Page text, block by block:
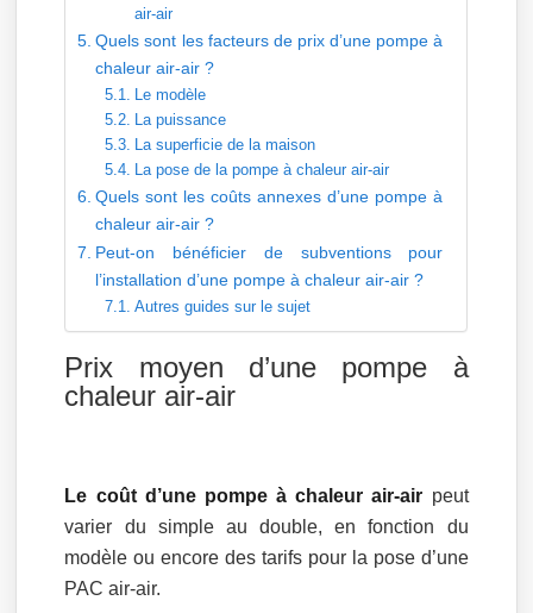
air-air
Quels sont les facteurs de prix d’une pompe à
chaleur air-air ?
Le modèle
La puissance
La superficie de la maison
La pose de la pompe à chaleur air-air
Quels sont les coûts annexes d’une pompe à
chaleur air-air ?
Peut-on bénéficier de subventions pour
l’installation d’une pompe à chaleur air-air ?
Autres guides sur le sujet
Prix moyen d’une pompe à
chaleur air-air
Le coût d’une pompe à chaleur air-air peut
varier du simple au double, en fonction du
modèle ou encore des tarifs pour la pose d’une
PAC air-air.